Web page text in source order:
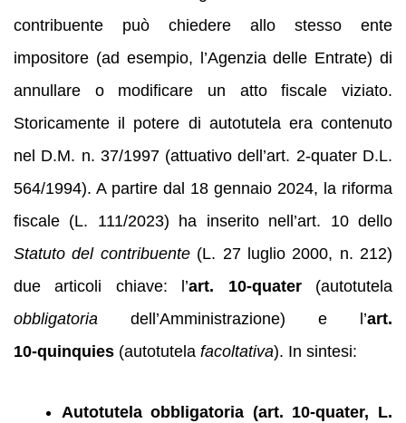
contribuente può chiedere allo stesso ente
impositore (ad esempio, l’Agenzia delle Entrate) di
annullare o modificare un atto fiscale viziato.
Storicamente il potere di autotutela era contenuto
nel D.M. n. 37/1997 (attuativo dell’art. 2-quater D.L.
564/1994). A partire dal 18 gennaio 2024, la riforma
fiscale (L. 111/2023) ha inserito nell’art. 10 dello
Statuto del contribuente(L. 27 luglio 2000, n. 212)
due articoli chiave: l’art. 10‑quater(autotutela
obbligatoria dell’Amministrazione) e l’art.
10‑quinquies (autotutela facoltativa). In sintesi:
Autotutela obbligatoria (art. 10‑quater, L.